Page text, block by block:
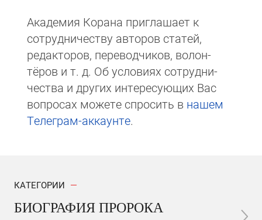
Академия Корана при­гла­ша­ет к
сотруд­ни­чест­ву авторов статей,
редакто­ров, пере­вод­чи­ков, волон­
тёров и т. д. Об ус­ло­виях сотрудни­
чест­ва и других интере­сую­щих Вас
вопросах мо­же­те спросить в на­шем
Те­ле­грам-ак­каунте.
КАТЕГОРИИ
БИОГРАФИЯ ПРОРОКА